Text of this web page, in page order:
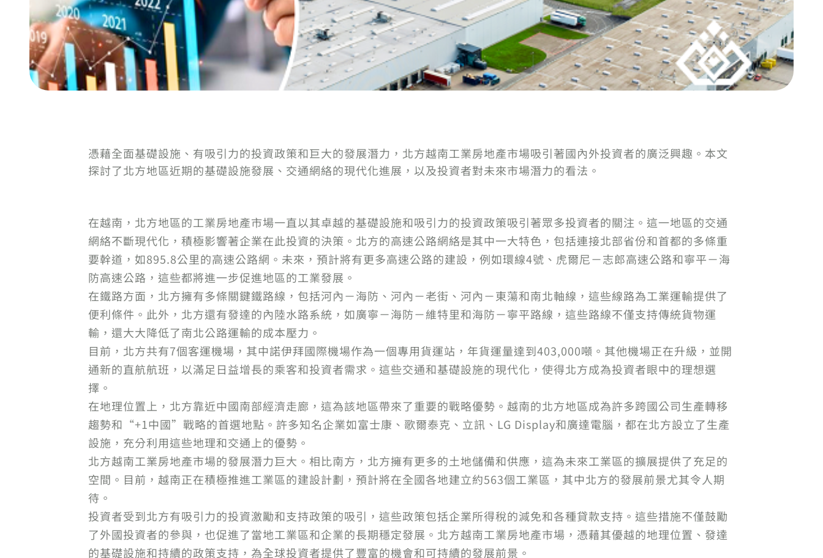
憑藉全面基礎設施、有吸引力的投資政策和巨大的發展潛力，北方越南工業房地產市場吸引著國內外投資者的廣泛興趣。本文
探討了北方地區近期的基礎設施發展、交通網絡的現代化進展，以及投資者對未來市場潛力的看法。
在越南，北方地區的工業房地產市場一直以其卓越的基礎設施和吸引力的投資政策吸引著眾多投資者的關注。這一地區的交通
網絡不斷現代化，積極影響著企業在此投資的決策。北方的高速公路網絡是其中一大特色，包括連接北部省份和首都的多條重
要幹道，如895.8公里的高速公路網。未來，預計將有更多高速公路的建設，例如環線4號、虎爾尼－志郎高速公路和寧平－海
防高速公路，這些都將進一步促進地區的工業發展。
在鐵路方面，北方擁有多條關鍵鐵路線，包括河內－海防、河內－老街、河內－東蕩和南北軸線，這些線路為工業運輸提供了
便利條件。此外，北方還有發達的內陸水路系統，如廣寧－海防－維特里和海防－寧平路線，這些路線不僅支持傳統貨物運
輸，還大大降低了南北公路運輸的成本壓力。
目前，北方共有7個客運機場，其中諾伊拜國際機場作為一個專用貨運站，年貨運量達到403,000噸。其他機場正在升級，並開
通新的直航航班，以滿足日益增長的乘客和投資者需求。這些交通和基礎設施的現代化，使得北方成為投資者眼中的理想選
擇。
在地理位置上，北方靠近中國南部經濟走廊，這為該地區帶來了重要的戰略優勢。越南的北方地區成為許多跨國公司生產轉移
趨勢和“+1中國”戰略的首選地點。許多知名企業如富士康、歌爾泰克、立訊、LG Display和廣達電腦，都在北方設立了生產
設施，充分利用這些地理和交通上的優勢。
北方越南工業房地產市場的發展潛力巨大。相比南方，北方擁有更多的土地儲備和供應，這為未來工業區的擴展提供了充足的
空間。目前，越南正在積極推進工業區的建設計劃，預計將在全國各地建立約563個工業區，其中北方的發展前景尤其令人期
待。
投資者受到北方有吸引力的投資激勵和支持政策的吸引，這些政策包括企業所得稅的減免和各種貸款支持。這些措施不僅鼓勵
了外國投資者的參與，也促進了當地工業區和企業的長期穩定發展。北方越南工業房地產市場，憑藉其優越的地理位置、發達
的基礎設施和持續的政策支持，為全球投資者提供了豐富的機會和可持續的發展前景。